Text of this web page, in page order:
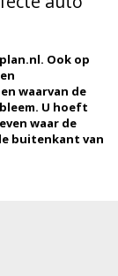
Ook op
waarvan de
U hoeft
waar de
buitenkant van